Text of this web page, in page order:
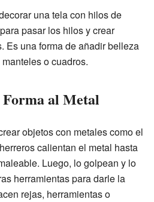
una tela con hilos de
pasar los hilos y crear
Es una forma de añadir belleza
o cuadros.
al Metal
objetos con metales como el
calientan el metal hasta
Luego, lo golpean y lo
herramientas para darle la
rejas, herramientas o